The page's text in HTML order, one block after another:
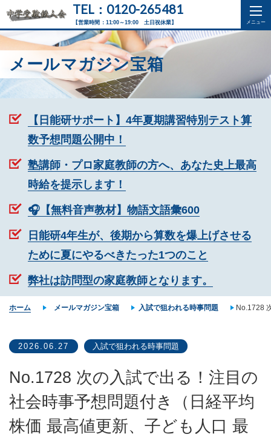
【営業時間：11:00～19:00 土日祝休業】
TEL：0120-265481
メールマガジン宝箱
【日能研サポート】4年夏期講習特別テスト算
数予想問題公開中！
塾講師・プロ家庭教師の方へ、あなた史上最高
時給を提示します！
🎧【無料音声教材】物語文語彙600
日能研4年生が、後期から算数を爆上げさせる
ために夏にやるべきたった1つのこと
弊社は訪問型の家庭教師となります。
ホーム メールマガジン宝箱 入試で狙われる時事問題 No.1728
2026.06.27 入試で狙われる時事問題
No.1728 次の入試で出る！注目の
社会時事予想問題付き（日経平均
株価 最高値更新、子ども人口 最